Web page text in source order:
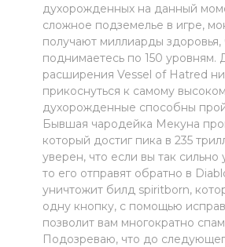
духорожденных на данный
сложное подземелье в игре,
получают миллиарды
поднимаетесь по 150 уровням.
расширения Vessel of Hatred
прикоснуться к самому
духорожденные способны
Бывшая чародейка Мекуна
который достиг пика в 235
уверен, что если вы так сильно
то его отправят обратно в
уничтожит билд spiritborn,
одну кнопку, с помощью
позволит вам многократно
Подозреваю, что до